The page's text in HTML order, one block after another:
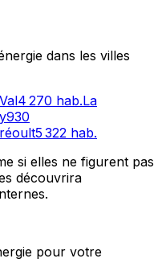
dans les villes
4 270 hab.La
930
5 322 hab.
si elles ne figurent pas
découvrira
pour votre